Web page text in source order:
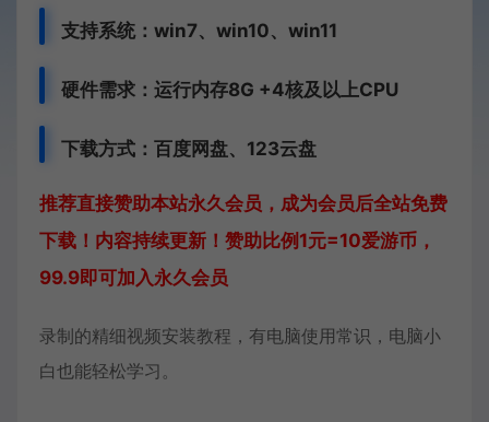
支持系统：win7、win10、win11
硬件需求：运行内存8G +4核及以上CPU
下载方式： 百度网盘、 123云盘
推荐直接赞助本站永久会员，成为会员后全站免费
下载！内容持续更新！赞助比例1元=10爱游币，
99.9即可加入永久会员
录制的精细视频安装教程，有电脑使用常识，电脑小
白也能轻松学习。